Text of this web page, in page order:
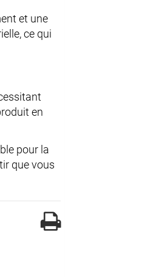
et une
ce qui
en
pour la
que vous